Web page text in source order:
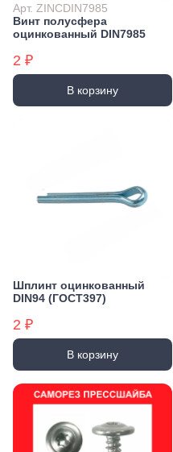
Арт. ZINCDIN7985
Винт полусфера
оцинкованный DIN7985
2 ₽
В корзину
Шплинт оцинкованный
DIN94 (ГОСТ397)
2 ₽
В корзину